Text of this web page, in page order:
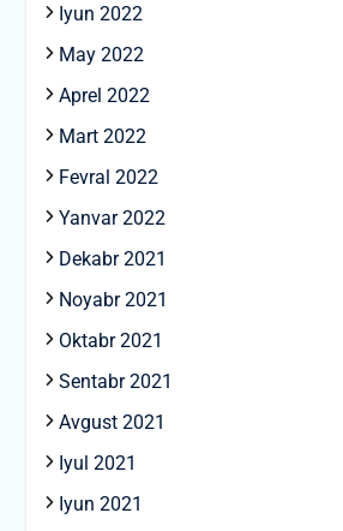
Iyun 2022
May 2022
Aprel 2022
Mart 2022
Fevral 2022
Yanvar 2022
Dekabr 2021
Noyabr 2021
Oktabr 2021
Sentabr 2021
Avgust 2021
Iyul 2021
Iyun 2021